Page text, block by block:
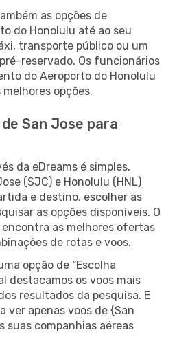
as opções de
do Honolulu até ao seu
transporte público ou um
reservado. Os funcionários
do Aeroporto do Honolulu
opções.
San Jose para
da eDreams é simples.
(SJC) e Honolulu (HNL)
e destino, escolher as
as opções disponíveis. O
as melhores ofertas
de rotas e voos.
opção de “Escolha
destacamos os voos mais
resultados da pesquisa. E
ver apenas voos de {San
suas companhias aéreas